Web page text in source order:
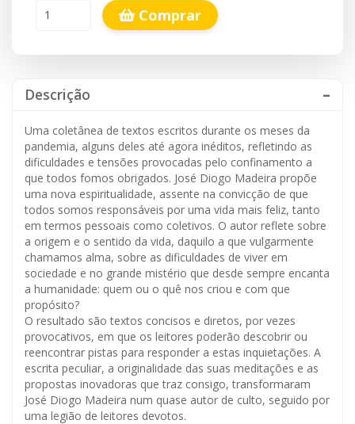
Comprar
Descrição
Uma coletânea de textos escritos durante os meses da
pandemia, alguns deles até agora inéditos, refletindo as
dificuldades e tensões provocadas pelo confinamento a
que todos fomos obrigados. José Diogo Madeira propõe
uma nova espiritualidade, assente na convicção de que
todos somos responsáveis por uma vida mais feliz, tanto
em termos pessoais como coletivos. O autor reflete sobre
a origem e o sentido da vida, daquilo a que vulgarmente
chamamos alma, sobre as dificuldades de viver em
sociedade e no grande mistério que desde sempre encanta
a humanidade: quem ou o quê nos criou e com que
propósito?
O resultado são textos concisos e diretos, por vezes
provocativos, em que os leitores poderão descobrir ou
reencontrar pistas para responder a estas inquietações. A
escrita peculiar, a originalidade das suas meditações e as
propostas inovadoras que traz consigo, transformaram
José Diogo Madeira num quase autor de culto, seguido por
uma legião de leitores devotos.